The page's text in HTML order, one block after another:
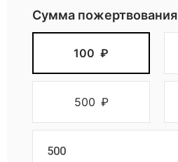
Сумма пожертвования
100 ₽
500 ₽